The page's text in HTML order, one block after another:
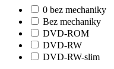
0 bez mechaniky
Bez mechaniky
DVD-ROM
DVD-RW
DVD-RW-slim